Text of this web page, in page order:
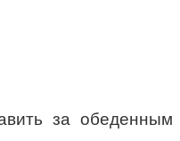
за обеденным